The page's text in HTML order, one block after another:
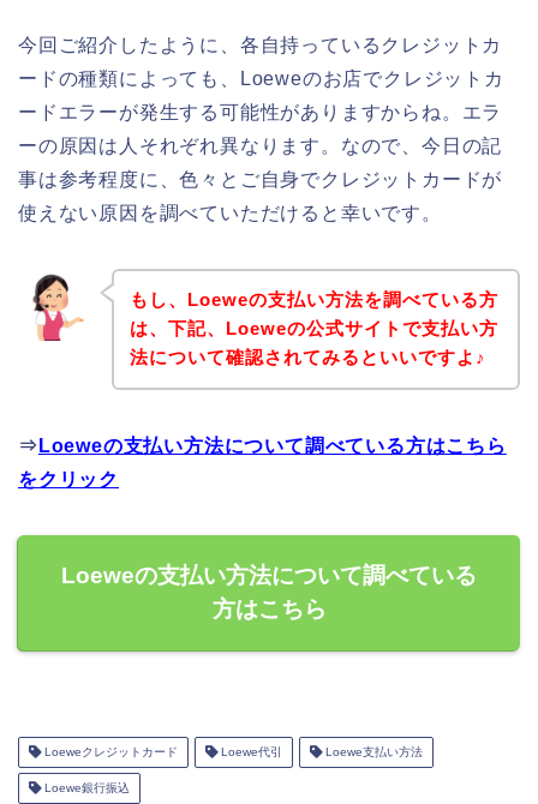
今回ご紹介したように、各自持っているクレジットカ
ードの種類によっても、Loeweのお店でクレジットカ
ードエラーが発生する可能性がありますからね。エラ
ーの原因は人それぞれ異なります。なので、今日の記
事は参考程度に、色々とご自身でクレジットカードが
使えない原因を調べていただけると幸いです。
もし、Loeweの支払い方法を調べている方
は、下記、Loeweの公式サイトで支払い方
法について確認されてみるといいですよ♪
⇒ Loeweの支払い方法について調べている方はこちら
をクリック
Loeweの支払い方法について調べている
方はこちら
Loeweクレジットカード Loewe代引 Loewe支払い方法
Loewe銀行振込